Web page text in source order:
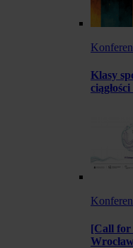
Klasy
[Call for